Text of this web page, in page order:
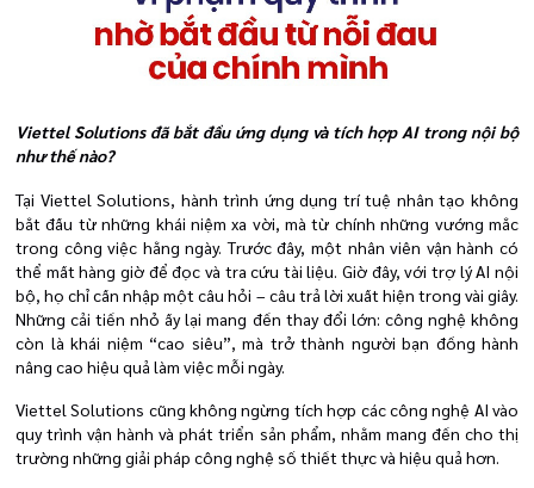
Viettel Solutions đã bắt đầu ứng dụng và tích hợp AI trong nội bộ
như thế nào?
Tại Viettel Solutions, hành trình ứng dụng trí tuệ nhân tạo không
bắt đầu từ những khái niệm xa vời, mà từ chính những vướng mắc
trong công việc hằng ngày. Trước đây, một nhân viên vận hành có
thể mất hàng giờ để đọc và tra cứu tài liệu. Giờ đây, với trợ lý AI nội
bộ, họ chỉ cần nhập một câu hỏi – câu trả lời xuất hiện trong vài giây.
Những cải tiến nhỏ ấy lại mang đến thay đổi lớn: công nghệ không
còn là khái niệm “cao siêu”, mà trở thành người bạn đồng hành
nâng cao hiệu quả làm việc mỗi ngày.
Viettel Solutions cũng không ngừng tích hợp các công nghệ AI vào
quy trình vận hành và phát triển sản phẩm, nhằm mang đến cho thị
trường những giải pháp công nghệ số thiết thực và hiệu quả hơn.